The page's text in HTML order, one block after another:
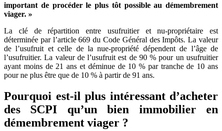
important de procéder le plus tôt possible au démembrement
viager. »
La clé de répartition entre usufruitier et nu-propriétaire est
déterminée par l’article 669 du Code Général des Impôts. La valeur
de l’usufruit et celle de la nue-propriété dépendent de l’âge de
l’usufruitier. La valeur de l’usufruit est de 90 % pour un usufruitier
ayant moins de 21 ans et déminue de 10 % par tranche de 10 ans
pour ne plus être que de 10 % à partir de 91 ans.
Pourquoi est-il plus intéressant d’acheter
des SCPI qu’un bien immobilier en
démembrement viager ?